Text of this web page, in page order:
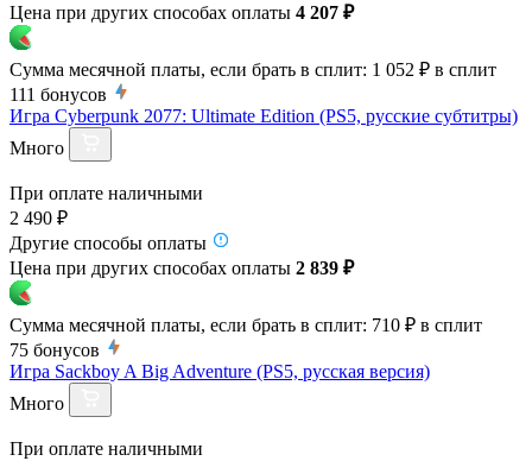
Цена при других способах оплаты 4 207 ₽
Сумма месячной платы, если брать в сплит: 1 052 ₽ в сплит
111 бонусов
Игра Cyberpunk 2077: Ultimate Edition (PS5, русские субтитры)
Много
При оплате наличными
2 490 ₽
Другие способы оплаты
Цена при других способах оплаты 2 839 ₽
Сумма месячной платы, если брать в сплит: 710 ₽ в сплит
75 бонусов
Игра Sackboy A Big Adventure (PS5, русская версия)
Много
При оплате наличными